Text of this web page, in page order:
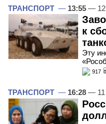
ТРАНСПОРТ — 13:55 —
к
Эту
917
ТРАНСПОРТ — 16:28 — 11